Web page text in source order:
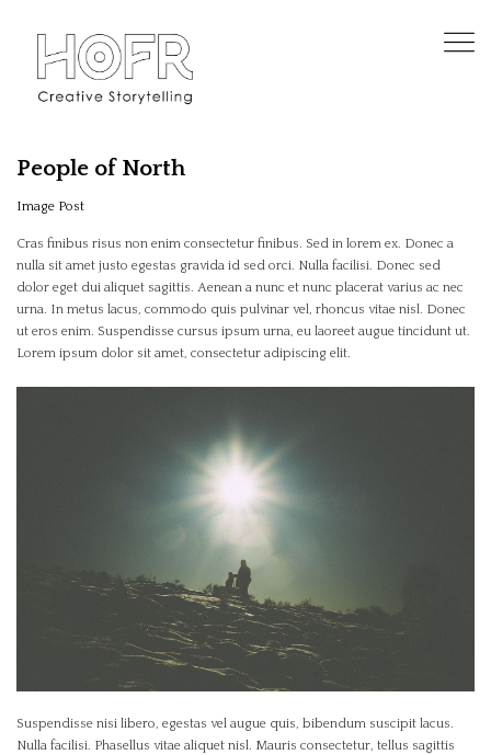
People of North
Image Post
Cras finibus risus non enim consectetur finibus. Sed in lorem ex. Donec a
nulla sit amet justo egestas gravida id sed orci. Nulla facilisi. Donec sed
dolor eget dui aliquet sagittis. Aenean a nunc et nunc placerat varius ac nec
urna. In metus lacus, commodo quis pulvinar vel, rhoncus vitae nisl. Donec
ut eros enim. Suspendisse cursus ipsum urna, eu laoreet augue tincidunt ut.
Lorem ipsum dolor sit amet, consectetur adipiscing elit.
Suspendisse nisi libero, egestas vel augue quis, bibendum suscipit lacus.
Nulla facilisi. Phasellus vitae aliquet nisl. Mauris consectetur, tellus sagittis